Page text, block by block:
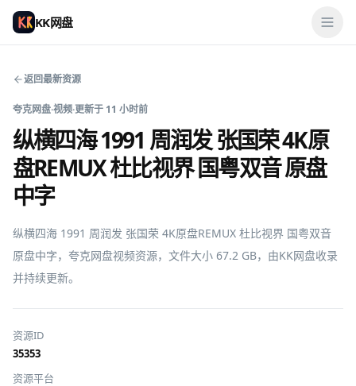
KK网盘
返回最新资源
夸克网盘·视频·更新于 11 小时前
纵横四海 1991 周润发 张国荣 4K原
盘REMUX 杜比视界 国粤双音 原盘
中字
纵横四海 1991 周润发 张国荣 4K原盘REMUX 杜比视界 国粤双音
原盘中字，夸克网盘视频资源，文件大小 67.2 GB，由KK网盘收录
并持续更新。
资源ID
35353
资源平台